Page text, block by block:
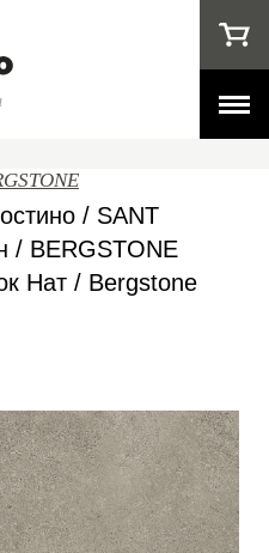
/ SANT
/ BERGSTONE
Нат / Bergstone